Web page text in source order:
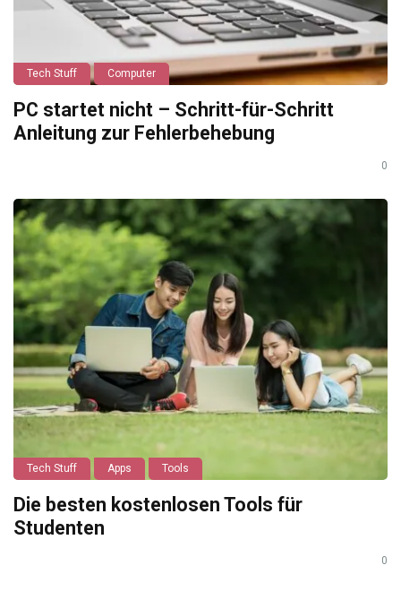
Tech Stuff Computer
PC startet nicht – Schritt-für-Schritt
Anleitung zur Fehlerbehebung
0
Tech Stuff Apps Tools
Die besten kostenlosen Tools für
Studenten
0